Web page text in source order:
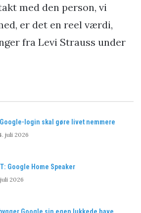
med den person, vi
er det en reel værdi,
fra Levi Strauss under
Google-login skal gøre livet nemmere
juli 2026
Google Home Speaker
juli 2026
Google sin egen lukkede have